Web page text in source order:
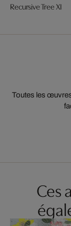
Recursive Tree XI
Toutes les
Ces